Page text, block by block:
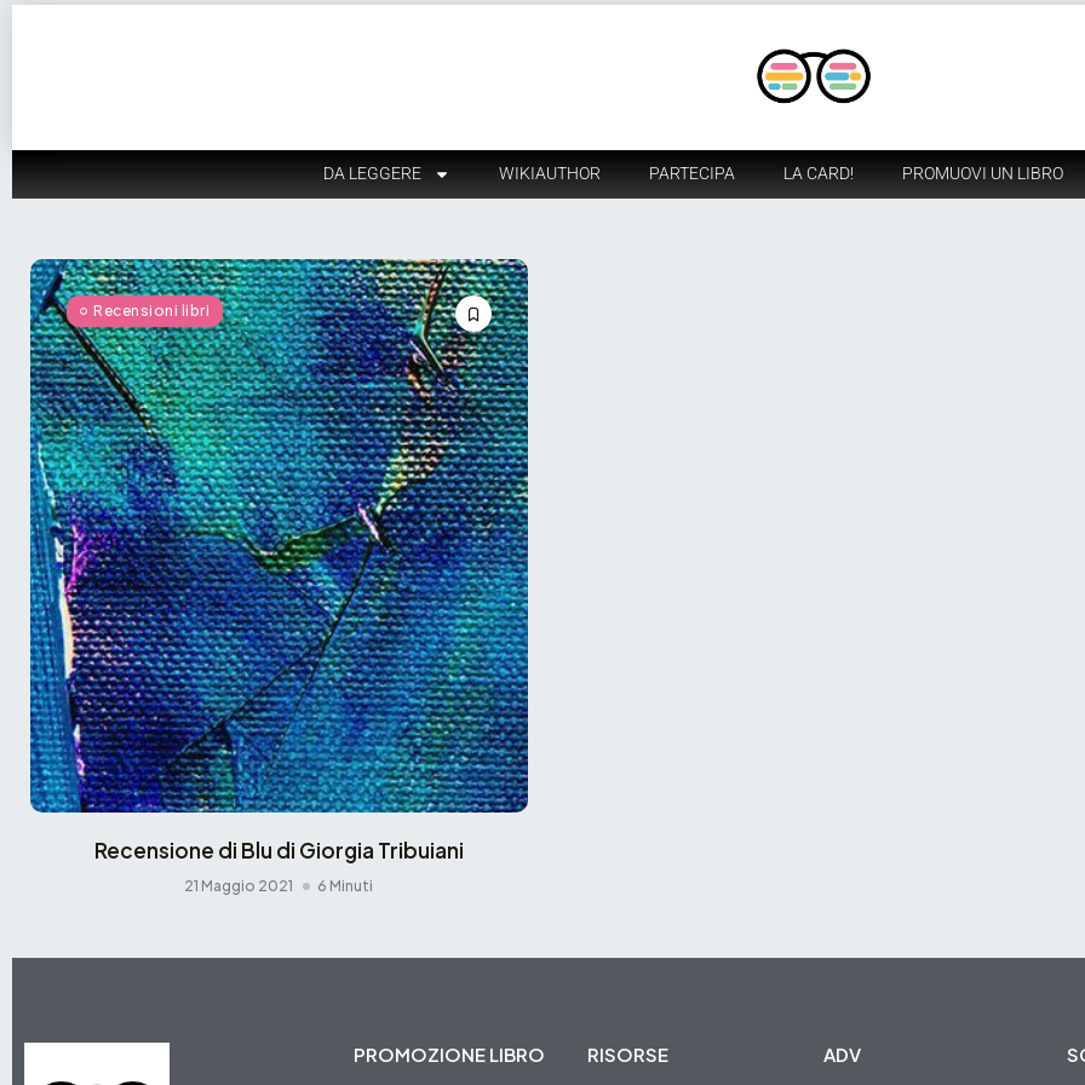
DA LEGGERE WIKIAUTHOR PARTECIPA LA CARD! PROMUOVI UN LIBRO
Recensioni libri
Recensione di Blu di Giorgia Tribuiani
21 Maggio 2021 6 Minuti
PROMOZIONE LIBRO RISORSE ADV